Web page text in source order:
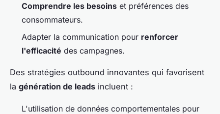
Comprendre les besoins et préférences des
consommateurs.
Adapter la communication pour renforcer
l'efficacité des campagnes.
Des stratégies outbound innovantes qui favorisent
la génération de leads incluent :
L'utilisation de données comportementales pour